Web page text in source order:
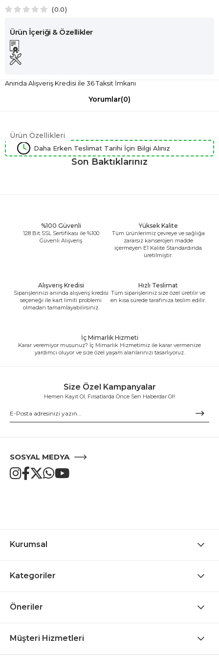
0.0
Anında Alışveriş Kredisi ile 36 Taksit İmkanı
Yorumlar(0)
Ürün Özellikleri
Daha Erken Teslimat Tarihi İçin Bilgi Alınız
Son Baktıklarınız
%100 Güvenli
128 Bit SSL Sertifikası ile %100
Güvenli Alışveriş
Yüksek Kalite
Tüm ürünlerimiz çevreye ve sağlığa
zararsız kanserojen madde
içermeyen E1 Kalite Standardında
üretilmiştir.
Alışveriş Kredisi
Siparişlerinizi anında alışveriş kredisi
seçeneği ile kart limiti problemi
olmadan tamamlayabilirsiniz.
Hızlı Teslimat
Tüm siparişleriniz size özel üretilir ve
en kısa sürede tarafınıza teslim edilir.
İç Mimarlık Hizmeti
Karar veremiyor musunuz? İç Mimarlık Hizmetimiz ile karar vermenize
yardımcı oluyor ve size özel yaşam alanlarınızı tasarlıyoruz.
Size Özel Kampanyalar
Hemen Kayıt Ol, Fırsatlarda Önce Sen Haberdar Ol!
SOSYAL MEDYA
Kurumsal
Kategoriler
Öneriler
Müşteri Hizmetleri